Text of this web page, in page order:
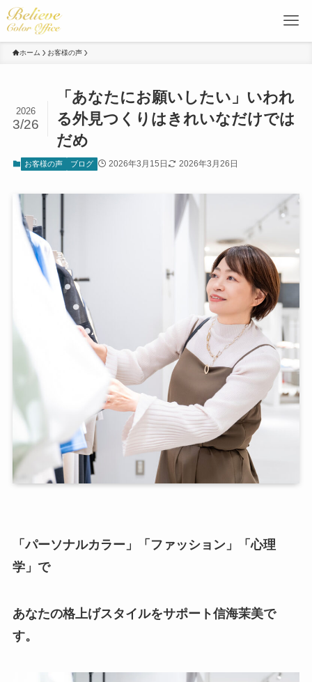
ホーム お客様の声
「あなたにお願いしたい」いわれ
る外見つくりはきれいなだけでは
だめ
2026
3/26
お客様の声 ブログ 2026年3月15日 2026年3月26日
「パーソナルカラー」「ファッション」「心理
学」で
あなたの格上げスタイルをサポート信海茉美で
す。